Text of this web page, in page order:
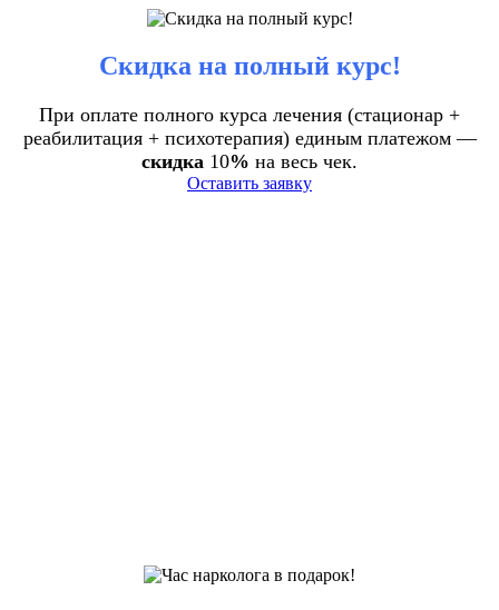
Скидка на полный курс!
При оплате полного курса лечения (стационар +
реабилитация + психотерапия) единым платежом —
скидка 10% на весь чек.
Оставить заявку